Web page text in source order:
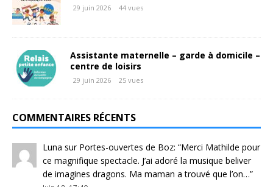
29 juin 2026 44 vues
Assistante maternelle – garde à domicile –
centre de loisirs
29 juin 2026 25 vues
COMMENTAIRES RÉCENTS
Luna sur Portes-ouvertes de Boz: “Merci Mathilde pour
ce magnifique spectacle. J’ai adoré la musique beliver
de imagines dragons. Ma maman a trouvé que l’on…”